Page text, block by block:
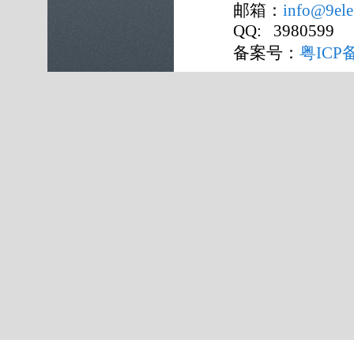
邮箱：
QQ: 3980599
备案号： 粤ICP